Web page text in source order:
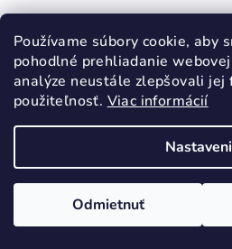
Používame súbory cookie, aby
pohodlné prehliadanie
analýze neustále zlepšovali jej
použiteľnosť. Viac informácií
Odmietnuť
Detail